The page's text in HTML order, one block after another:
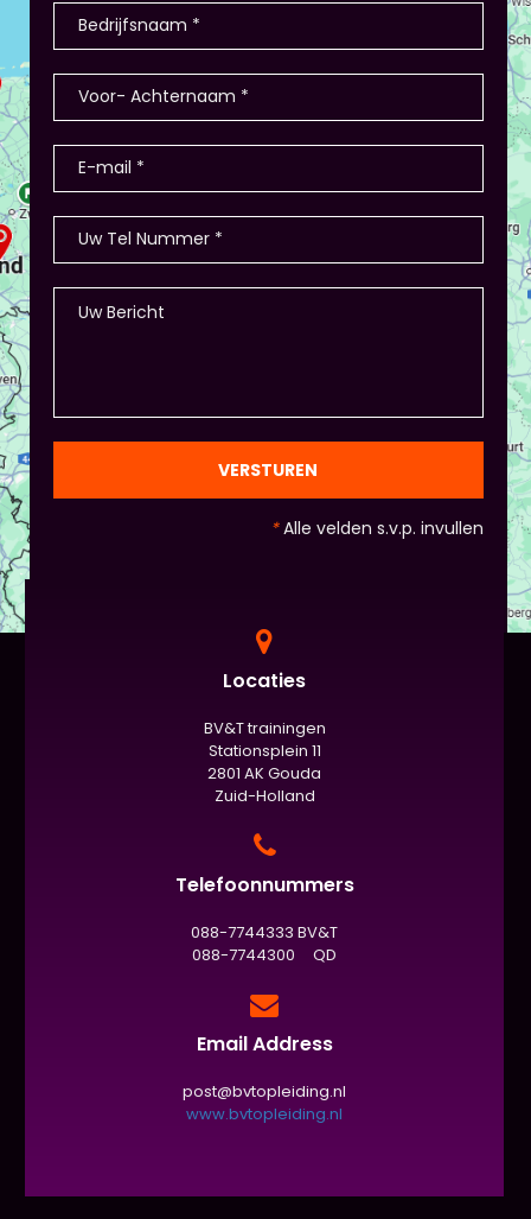
deelnemers hebben producten als
winkel/restaurant, verkopen deze en de
nemen ze de bestelling af? Hoe heten de
producten? - Of in Amsterdam 2 jaar terug: eerst
stellen de deelnemers zich voor (1-2 minuten
presentatie), hier waren ook winkeltjes, maar ook
memory met de producten, ze in categorieën
opdelen (grootte/kleur/soort) en andere spelletjes.
- Als je hierbij je eigen creativiteit in wil zetten is
dat altijd mogelijk! Maar: overleg dit dan wel met
Piet of hij dit wil in plaats van een eindpresentatie
+ zorg ervoor dat de deelnemers wel hun
en die van Piet en vervolgens de deelnemers:
gezien de eindpresentaties van 5 minuten de
officiële/vaste werkvorm zijn. Voor beginners is het
evaluatieformulier niet :)
VERSTUREN
*Alle velden s.v.p. invullen
Locaties
BV&T trainingen
Stationsplein 11
2801 AK Gouda
Zuid-Holland
Telefoonnummers
088-7744333 BV&T
088-7744300 QD
Email Address
post@bvtopleiding.nl
www.bvtopleiding.nl